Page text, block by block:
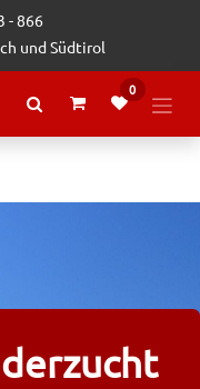
- 866
und Südtirol
0